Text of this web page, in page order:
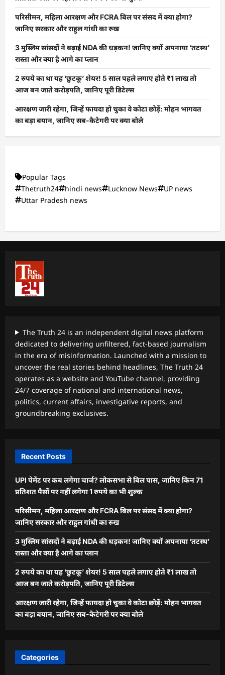
परिसीमन, महिला आरक्षण और FCRA बिल पर संसद में क्या होगा?
जानिए सरकार और राहुल गांधी का रुख
3 मुस्लिम सांसदों ने बढ़ाई NDA की धड़कन! जानिए क्यों अपनाया ‘तटस्थ’
रास्ता और क्या है आगे का प्लान
2 रुपये का था यह ‘छुटकू’ शेयर! 5 साल पहले लगाए होते ₹1 लाख तो
आज बन जाते करोड़पति, जानिए पूरी डिटेल्स
आरक्षण जारी रहेगा, जिन्हें फायदा हो चुका वे कोटा छोड़ें: मोहन भागवत
का बड़ा बयान, जानिए सब-कैटेगरी पर क्या बोले
Popular Tags
Thetruth24
hindi news Lucknow News
UP news
Uttar Pradesh news
The Truth 24 is an independent digital news platform
dedicated to delivering unfiltered, fact-based journalism
in the era of misinformation. Launched with a mission to
uncover the real stories behind headlines, The Truth 24
operates as a website and YouTube channel, providing
24/7 coverage of national and international news,
politics, current affairs, investigative reports, and
groundbreaking exclusives.
Recent Posts
UPI पेमेंट पर कब लगेगा चार्ज? लोकसभा से बिल पास, जानिए किन 71
प्रतिशत पैसों पर नहीं लगेगा 1 रुपये का भी शुल्क
परिसीमन, महिला आरक्षण और FCRA बिल पर संसद में क्या होगा?
जानिए सरकार और राहुल गांधी का रुख
3 मुस्लिम सांसदों ने बढ़ाई NDA की धड़कन! जानिए क्यों अपनाया ‘तटस्थ’
रास्ता और क्या है आगे का प्लान
2 रुपये का था यह ‘छुटकू’ शेयर! 5 साल पहले लगाए होते ₹1 लाख तो
आज बन जाते करोड़पति, जानिए पूरी डिटेल्स
आरक्षण जारी रहेगा, जिन्हें फायदा हो चुका वे कोटा छोड़ें: मोहन भागवत
का बड़ा बयान, जानिए सब-कैटेगरी पर क्या बोले
Categories